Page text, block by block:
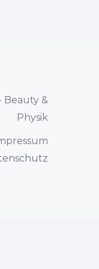
Beauty &
Physik